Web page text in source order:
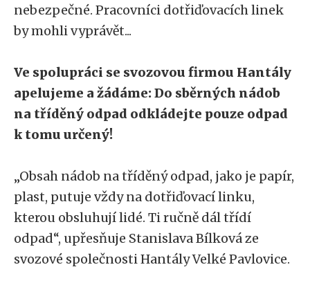
nebezpečné. Pracovníci dotřiďovacích linek
by mohli vyprávět...
Ve spolupráci se svozovou firmou Hantály
apelujeme a žádáme: Do sběrných nádob
na tříděný odpad odkládejte pouze odpad
k tomu určený!
„Obsah nádob na tříděný odpad, jako je papír,
plast, putuje vždy na dotřiďovací linku,
kterou obsluhují lidé. Ti ručně dál třídí
odpad“, upřesňuje Stanislava Bílková ze
svozové společnosti Hantály Velké Pavlovice.